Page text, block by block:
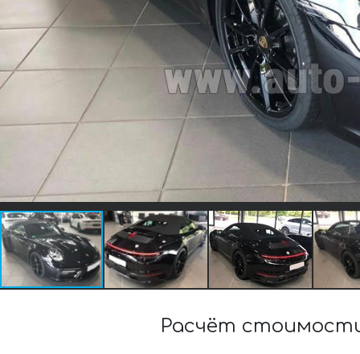
Расчёт